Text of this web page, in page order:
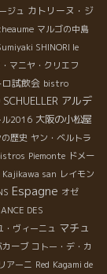
ジュ カトリーヌ・ジ
マルゴの中島
SHINORI le
マニヤ・クリエフ
試飲会 bistro
アルデ
ル2016 大阪の小松屋
歴史 ヤン・ベルトラ
Piemonte ドメー
Kajikawa san レイモン
Espagne オゼ
DES
・ヴィーニュ マチュ
ーブ コトー・デ・カ
アーニ Red Kagami de